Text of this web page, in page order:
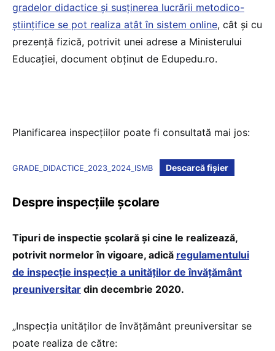
gradelor didactice și susținerea lucrării metodico-
ştiințifice se pot realiza atât în sistem online, cât și cu
prezență fizică, potrivit unei adrese a Ministerului
Educației, document obținut de Edupedu.ro.
Planificarea inspecțiilor poate fi consultată mai jos:
GRADE_DIDACTICE_2023_2024_ISMB Descarcă fișier
Despre inspecțiile școlare
Tipuri de inspectie școlară și cine le realizează,
potrivit normelor în vigoare, adică regulamentului
de inspecție inspecție a unităților de învățământ
preuniversitar din decembrie 2020.
„Inspecția unităților de învățământ preuniversitar se
poate realiza de către: